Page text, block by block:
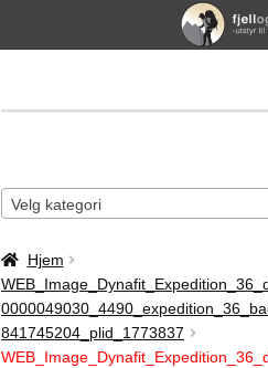
Velg kategori
Hjem
841745204_plid_1773837